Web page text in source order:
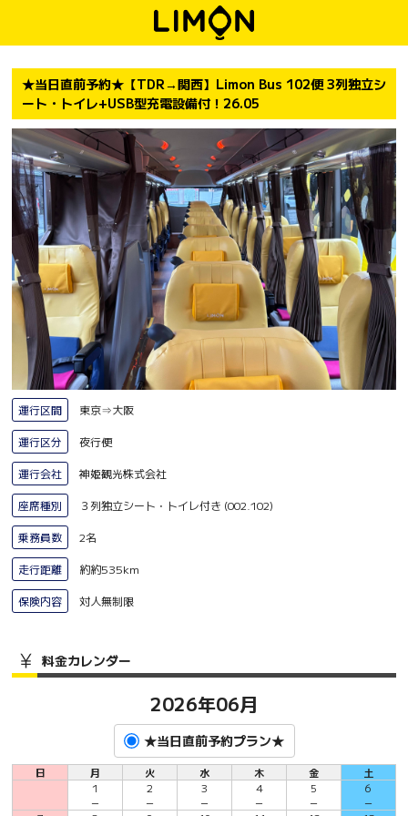
★当日直前予約★【TDR→関西】Limon Bus 102便 3列独立シ
ート・トイレ+USB型充電設備付！26.05
運行区間 東京⇒大阪
運行区分 夜行便
運行会社 神姫観光株式会社
座席種別 ３列独立シート・トイレ付き (002.102)
乗務員数 2名
走行距離 約約535km
保険内容 対人無制限
料金カレンダー
2026年06月
★当日直前予約プラン★
日 月 火 水 木 金
土
1
－
2
－
3
－
4
－
5
－
6
－